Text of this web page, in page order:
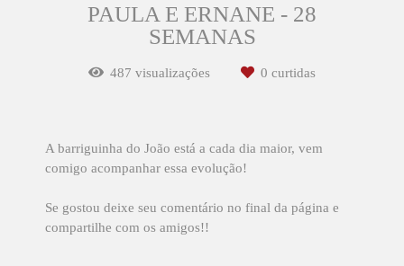
PAULA E ERNANE - 28
SEMANAS
487 visualizações 0 curtidas
A barriguinha do João está a cada dia maior, vem
comigo acompanhar essa evolução!
Se gostou deixe seu comentário no final da página e
compartilhe com os amigos!!